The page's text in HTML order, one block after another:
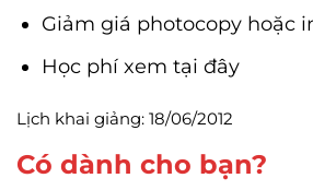
Giảm giá photocopy hoặc
Học phí xem tại đây
Lịch khai giảng: 18/06/2012
Có dành cho bạn?